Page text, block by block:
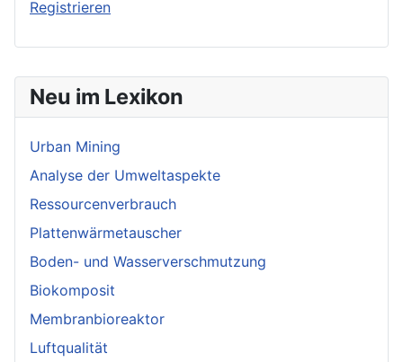
Neu im Lexikon
Urban Mining
Analyse der Umweltaspekte
Ressourcenverbrauch
Plattenwärmetauscher
Boden- und Wasserverschmutzung
Biokomposit
Membranbioreaktor
Luftqualität
Registrieren